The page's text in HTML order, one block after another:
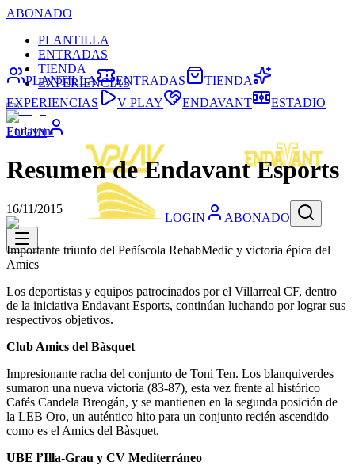
ABONADO
PLANTILLA
ENTRADAS
TIENDA
EXPERIENCIAS
LOGIN
LOGIN ABONADO
PLANTILLA ENTRADAS
TIENDA
EXPERIENCIAS
V PLAY ENDAVANT ESTADIO
Endavant
Resumen de Endavant Esports
16/11/2015
Importante triunfo del Peñíscola RehabMedic y victoria épica del
Amics
Los deportistas y equipos patrocinados por el Villarreal CF, dentro
de la iniciativa Endavant Esports, continúan luchando por lograr sus
respectivos objetivos.
Club Amics del Bàsquet
Impresionante racha del conjunto de Toni Ten. Los blanquiverdes
sumaron una nueva victoria (83-87), esta vez frente al histórico
Cafés Candela Breogán, y se mantienen en la segunda posición de
la LEB Oro, un auténtico hito para un conjunto recién ascendido
como es el Amics del Bàsquet.
UBE l’Illa-Grau y CV Mediterráneo